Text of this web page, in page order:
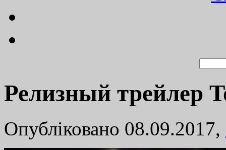
Релизный трейлер
Опубліковано 08.09.2017,